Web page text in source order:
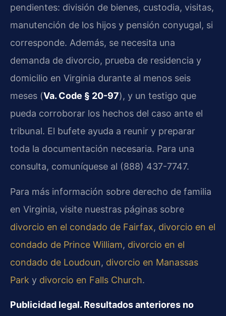
pendientes: división de bienes, custodia, visitas,
manutención de los hijos y pensión conyugal, si
corresponde. Además, se necesita una
demanda de divorcio, prueba de residencia y
domicilio en Virginia durante al menos seis
meses (Va. Code § 20-97), y un testigo que
pueda corroborar los hechos del caso ante el
tribunal. El bufete ayuda a reunir y preparar
toda la documentación necesaria. Para una
consulta, comuníquese al (888) 437-7747.
Para más información sobre derecho de familia
en Virginia, visite nuestras páginas sobre
divorcio en el condado de Fairfax, divorcio en el
condado de Prince William, divorcio en el
condado de Loudoun, divorcio en Manassas
Park y divorcio en Falls Church.
Publicidad legal. Resultados anteriores no